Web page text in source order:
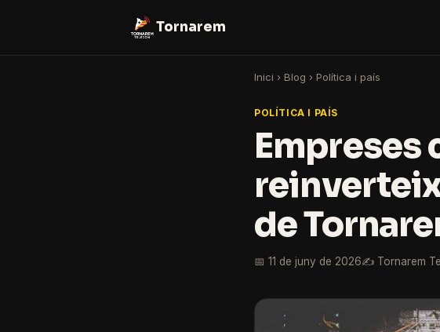
Tornarem
Inici › Blog › Política i país
POLÍTICA I PAÍS
Empreses
de
📅 11 de juny de 2026✍️ Tornarem